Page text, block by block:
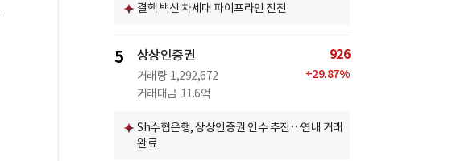
결핵 백신 차세대 파이프라인 진전
5 상상인증권
거래량 1,292,672
거래대금 11.6억
926
+29.87%
Sh수협은행, 상상인증권 인수 추진…연내 거래
완료